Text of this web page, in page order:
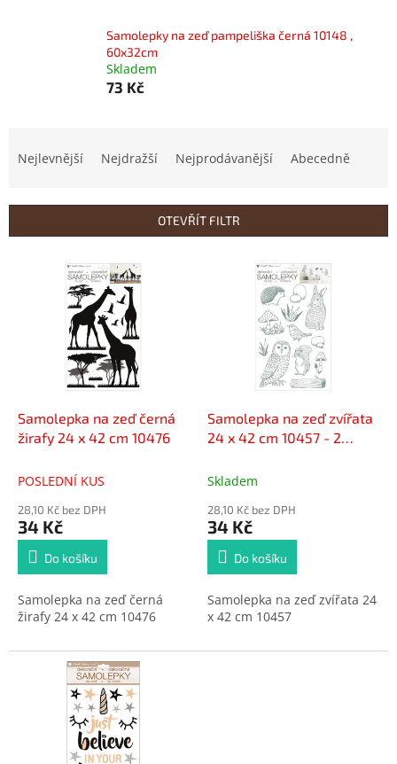
Samolepky na zeď pampeliška černá 10148 ,
60x32cm
Skladem
73 Kč
í
Nejlevnější Nejdražší Nejprodávanější Abecedně
OTEVŘÍT FILTR
Samolepka na zeď černá
žirafy 24 x 42 cm 10476
POSLEDNÍ KUS
28,10 Kč bez DPH
34 Kč
Do košíku
Samolepka na zeď černá
žirafy 24 x 42 cm 10476
Samolepka na zeď zvířata
24 x 42 cm 10457 - 2
Skladem
28,10 Kč bez DPH
34 Kč
Do košíku
Samolepka na zeď zvířata 24
x 42 cm 10457